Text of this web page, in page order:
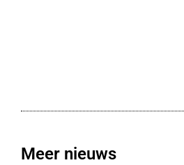
Meer nieuws